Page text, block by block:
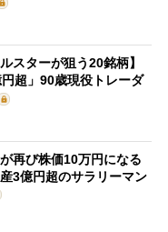
スターが狙う20銘柄】
円超」90歳現役トレーダ
が再び株価10万円になる
3億円超のサラリーマン